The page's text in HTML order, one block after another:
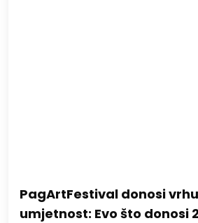
PagArtFestival donosi
umjetnost: Evo što donosi